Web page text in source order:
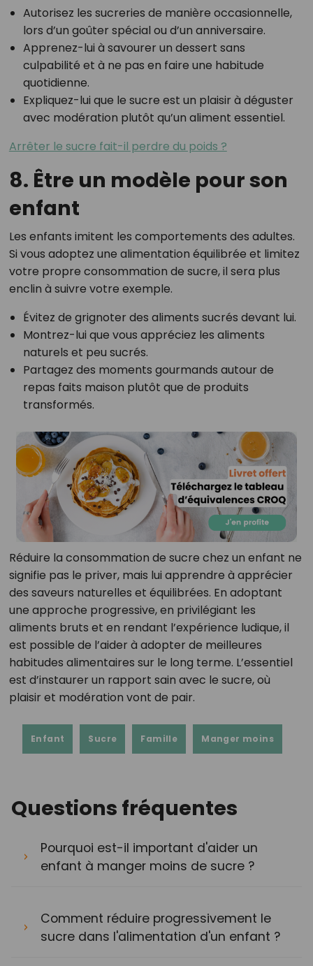
Autorisez les sucreries de manière occasionnelle,
lors d’un goûter spécial ou d’un anniversaire.
Apprenez-lui à savourer un dessert sans
culpabilité et à ne pas en faire une habitude
quotidienne.
Expliquez-lui que le sucre est un plaisir à déguster
avec modération plutôt qu’un aliment essentiel.
Arrêter le sucre fait-il perdre du poids ?
8. Être un modèle pour son
enfant
Les enfants imitent les comportements des adultes.
Si vous adoptez une alimentation équilibrée et limitez
votre propre consommation de sucre, il sera plus
enclin à suivre votre exemple.
Évitez de grignoter des aliments sucrés devant lui.
Montrez-lui que vous appréciez les aliments
naturels et peu sucrés.
Partagez des moments gourmands autour de
repas faits maison plutôt que de produits
transformés.
Réduire la consommation de sucre chez un enfant ne
signifie pas le priver, mais lui apprendre à apprécier
des saveurs naturelles et équilibrées. En adoptant
une approche progressive, en privilégiant les
aliments bruts et en rendant l’expérience ludique, il
est possible de l’aider à adopter de meilleures
habitudes alimentaires sur le long terme. L’essentiel
est d’instaurer un rapport sain avec le sucre, où
plaisir et modération vont de pair.
Enfant Sucre Famille Manger moins
Questions fréquentes
Pourquoi est-il important d'aider un
enfant à manger moins de sucre ?
Comment réduire progressivement le
sucre dans l'alimentation d'un enfant ?